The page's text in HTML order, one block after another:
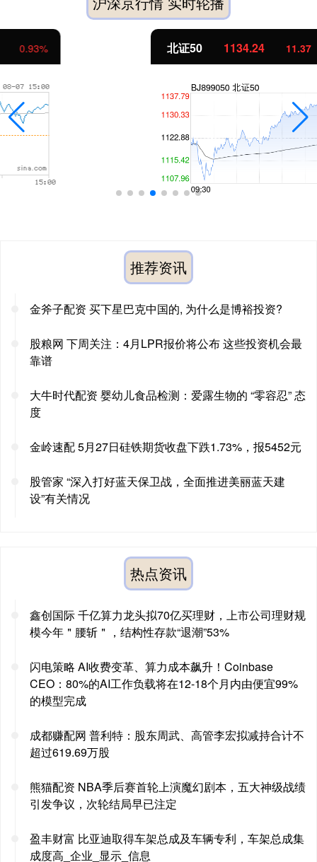
11.37 1.01%
推荐资讯
金斧子配资 买下星巴克中国的, 为什么是博裕投资?
股粮网 下周关注：4月LPR报价将公布 这些投资机会最
靠谱
大牛时代配资 婴幼儿食品检测：爱露生物的 “零容忍” 态
度
金岭速配 5月27日硅铁期货收盘下跌1.73%，报5452元
股管家 “深入打好蓝天保卫战，全面推进美丽蓝天建
设”有关情况
热点资讯
鑫创国际 千亿算力龙头拟70亿买理财，上市公司理财规
模今年＂腰斩＂，结构性存款“退潮”53%
闪电策略 AI收费变革、算力成本飙升！Coinbase
CEO：80%的AI工作负载将在12-18个月内由便宜99%
的模型完成
成都赚配网 普利特：股东周武、高管李宏拟减持合计不
超过619.69万股
熊猫配资 NBA季后赛首轮上演魔幻剧本，五大神级战绩
引发争议，次轮结局早已注定
盈丰财富 比亚迪取得车架总成及车辆专利，车架总成集
成度高_企业_显示_信息